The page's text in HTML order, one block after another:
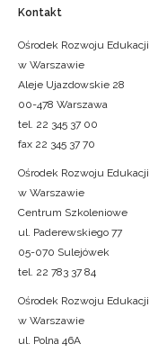
Kontakt
Ośrodek Rozwoju Edukacji
w Warszawie
Aleje Ujazdowskie 28
00-478 Warszawa
tel. 22 345 37 00
fax 22 345 37 70
Ośrodek Rozwoju Edukacji
w Warszawie
Centrum Szkoleniowe
ul. Paderewskiego 77
05-070 Sulejówek
tel. 22 783 37 84
Ośrodek Rozwoju Edukacji
w Warszawie
ul. Polna 46A